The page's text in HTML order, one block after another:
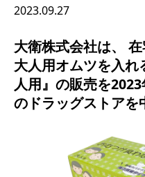
2023.09.27
大衛株式会社は、
大人用オムツを入
人用』の販売を
のドラッグストアを